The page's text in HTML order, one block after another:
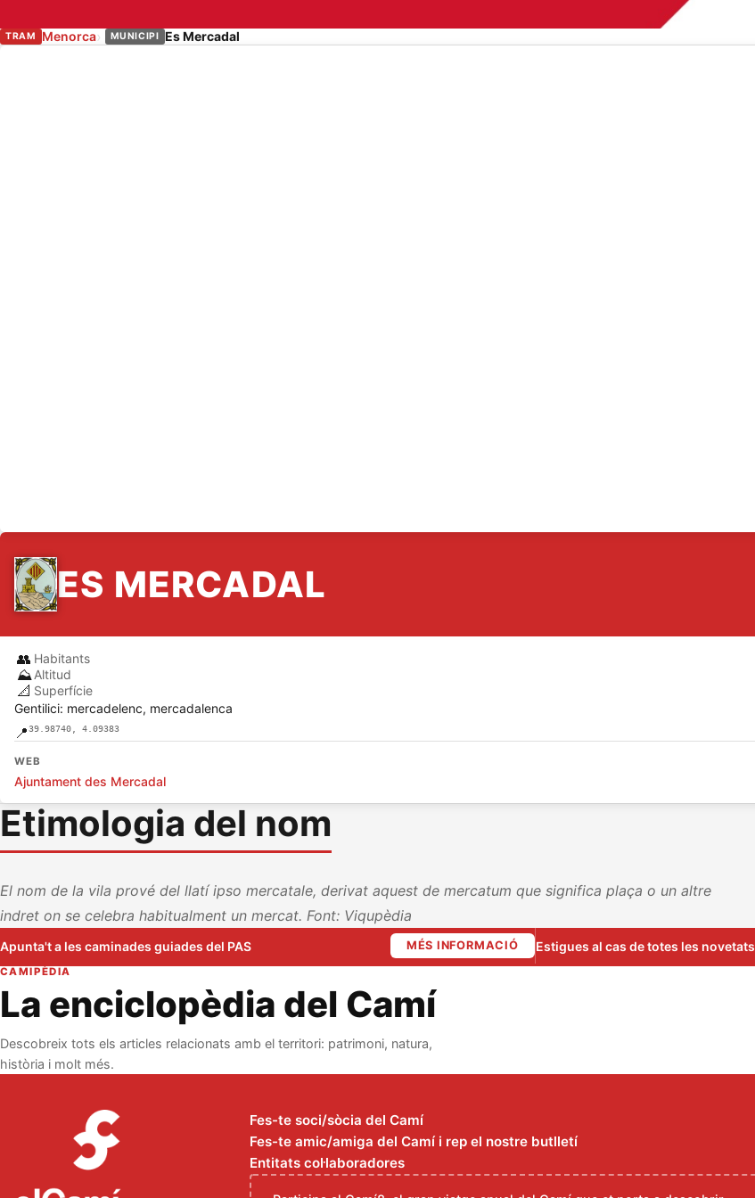
TRAM Menorca MUNICIPI Es Mercadal
ES MERCADAL
👥 Habitants
⛰️Altitud
📐 Superfície
Gentilici: mercadelenc, mercadalenca
📍39.98740, 4.09383
WEB
Ajuntament des Mercadal
Etimologia del nom
El nom de la vila prové del llatí ipso mercatale, derivat aquest de mercatum que significa plaça o un altre
indret on se celebra habitualment un mercat. Font: Viqupèdia
Apunta't a les caminades guiades del PAS MÉS INFORMACIÓ Estigues al cas de totes les novetats
CAMIPÈDIA
La enciclopèdia del Camí
Descobreix tots els articles relacionats amb el territori: patrimoni, natura,
història i molt més.
Fes-te soci/sòcia del Camí
Fes-te amic/amiga del Camí i rep el nostre butlletí
Entitats col·laboradores